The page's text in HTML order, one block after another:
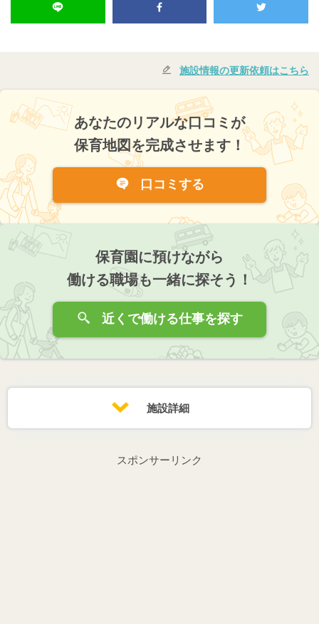
施設情報の更新依頼はこちら
あなたのリアルな口コミが
保育地図を完成させます！
口コミする
保育園に預けながら
働ける職場も一緒に探そう！
近くで働ける仕事を探す
施設詳細
スポンサーリンク